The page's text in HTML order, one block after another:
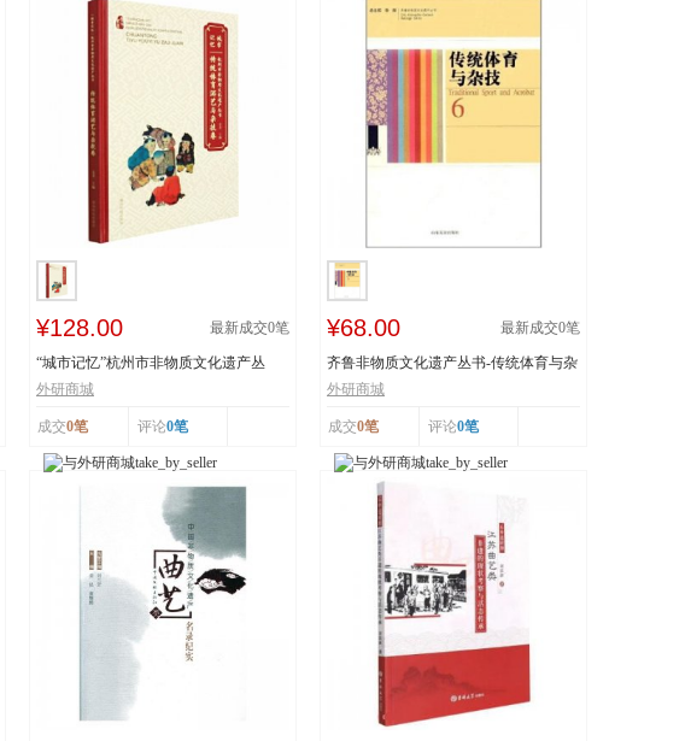
¥128.00 最新成交0笔
“城市记忆”杭州市非物质文化遗产丛
书：传统体育游艺...
外研商城
成交0笔 评论0笔
¥68.00 最新成交0笔
齐鲁非物质文化遗产丛书-传统体育与杂
技 王丕琢 山...
外研商城
成交0笔 评论0笔